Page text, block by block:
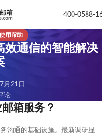
400-0588-
用帮助
效通信的智能解决
月21日
论
箱服务？
沟通的基础设施。最新调研显